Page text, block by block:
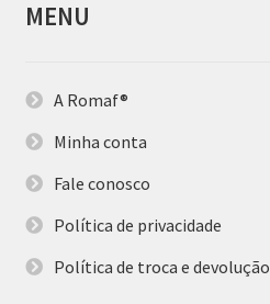
MENU
A Romaf®
Minha conta
Fale conosco
Política de privacidade
Política de troca e devolução